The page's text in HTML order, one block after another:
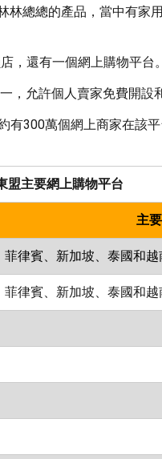
林總總的產品，當中有家
，還有一個網上購物平台。
，允許個人賣家免費開設
有300萬個網上商家在該
盟主要網上購物平台
主
菲律賓、新加坡、泰國和越
菲律賓、新加坡、泰國和越